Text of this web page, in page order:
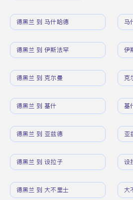
德黑兰 到 马什哈德 马
德黑兰 到 伊斯法罕 伊
德黑兰 到 克尔曼 克
德黑兰 到 基什 基
德黑兰 到 亚兹德 亚
德黑兰 到 设拉子 设
德黑兰 到 大不里士 大